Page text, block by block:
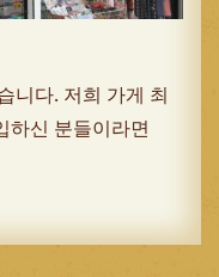
니다. 저희 가게 최
하신 분들이라면